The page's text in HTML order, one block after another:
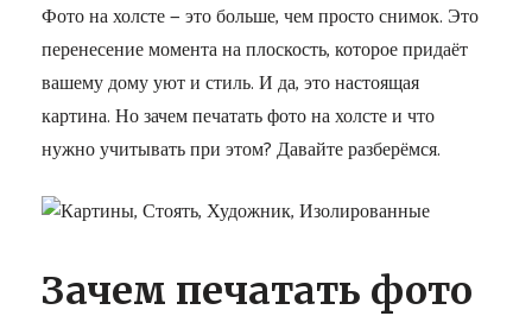
Фото на холсте — это больше, чем просто снимок. Это
перенесение момента на плоскость, которое придаёт
вашему дому уют и стиль. И да, это настоящая
картина. Но зачем печатать фото на холсте и что
нужно учитывать при этом? Давайте разберёмся.
Зачем печатать фото